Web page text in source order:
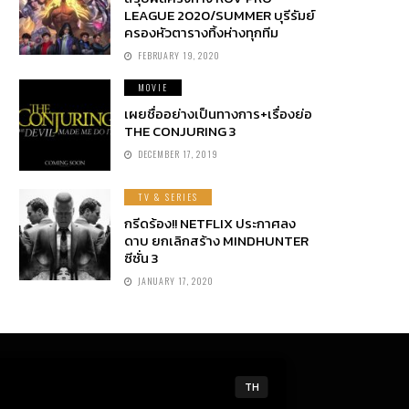
LEAGUE 2020/SUMMER บุรีรัมย์
ครองหัวตารางทิ้งห่างทุกทีม
FEBRUARY 19, 2020
MOVIE
เผยชื่ออย่างเป็นทางการ+เรื่องย่อ
THE CONJURING 3
DECEMBER 17, 2019
TV & SERIES
กรีดร้อง!! NETFLIX ประกาศลง
ดาบ ยกเลิกสร้าง MINDHUNTER
ซีซั่น 3
JANUARY 17, 2020
TH